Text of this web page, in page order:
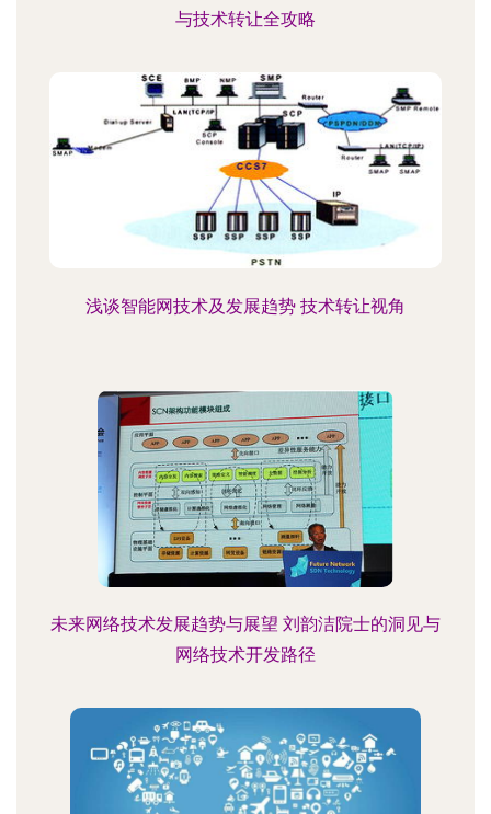
与技术转让全攻略
浅谈智能网技术及发展趋势 技术转让视角
未来网络技术发展趋势与展望 刘韵洁院士的洞见与
网络技术开发路径